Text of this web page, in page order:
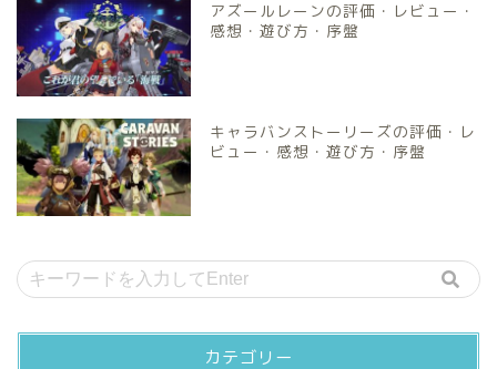
アズールレーンの評価・レビュー・
感想・遊び方・序盤
キャラバンストーリーズの評価・レ
ビュー・感想・遊び方・序盤
カテゴリー